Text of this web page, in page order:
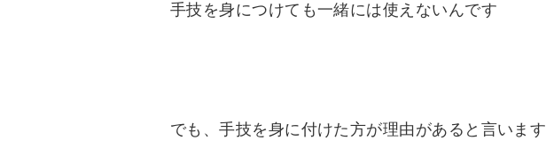
手技を身につけても一緒には使えないんです
でも、手技を身に付けた方が理由があると言います